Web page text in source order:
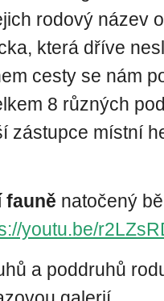
rodový název
která dříve
cesty se nám
8 různých
zástupce místní
fauně natočený
youtu.be/
a poddruhů